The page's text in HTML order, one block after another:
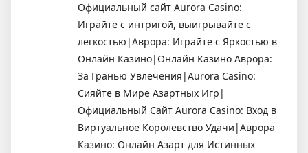
Официальный сайт Aurora Casino:
Играйте с интригой, выигрывайте с
легкостью|Аврора: Играйте с Яркостью в
Онлайн Казино|Онлайн Казино Аврора:
За Гранью Увлечения|Aurora Casino:
Сияйте в Мире Азартных Игр|
Официальный Сайт Aurora Casino: Вход в
Виртуальное Королевство Удачи|Аврора
Казино: Онлайн Азарт для Истинных